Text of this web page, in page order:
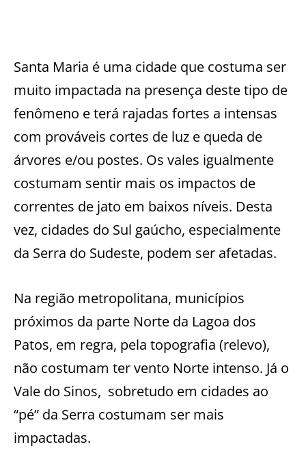
Santa Maria é uma cidade que costuma ser
muito impactada na presença deste tipo de
fenômeno e terá rajadas fortes a intensas
com prováveis cortes de luz e queda de
árvores e/ou postes. Os vales igualmente
costumam sentir mais os impactos de
correntes de jato em baixos níveis. Desta
vez, cidades do Sul gaúcho, especialmente
da Serra do Sudeste, podem ser afetadas.
Na região metropolitana, municípios
próximos da parte Norte da Lagoa dos
Patos, em regra, pela topografia (relevo),
não costumam ter vento Norte intenso. Já o
Vale do Sinos, sobretudo em cidades ao
“pé” da Serra costumam ser mais
impactadas.